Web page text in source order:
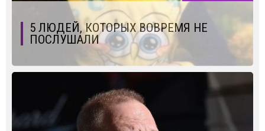
5 ЛЮДЕЙ, КОТОРЫХ ВОВРЕМЯ НЕ
ПОСЛУШАЛИ